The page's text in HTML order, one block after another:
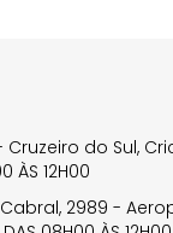
do Sul,
ÀS 12H00
2989 -